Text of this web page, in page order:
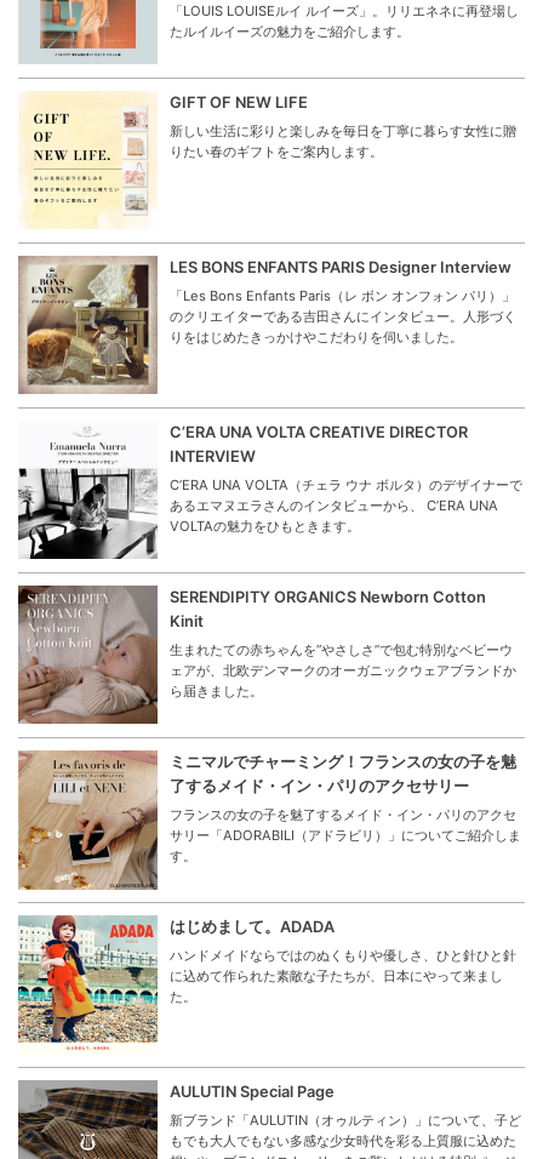
「LOUIS LOUISEルイ ルイーズ」。リリエネネに再登場し
たルイルイーズの魅力をご紹介します。
GIFT OF NEW LIFE
新しい生活に彩りと楽しみを毎日を丁寧に暮らす女性に贈
りたい春のギフトをご案内します。
LES BONS ENFANTS PARIS Designer Interview
「Les Bons Enfants Paris（レ ボン オンフォン パリ）」
のクリエイターである吉田さんにインタビュー。人形づく
りをはじめたきっかけやこだわりを伺いました。
C’ERA UNA VOLTA CREATIVE DIRECTOR
INTERVIEW
C’ERA UNA VOLTA（チェラ ウナ ボルタ）のデザイナーで
あるエマヌエラさんのインタビューから、 C’ERA UNA
VOLTAの魅力をひもときます。
SERENDIPITY ORGANICS Newborn Cotton
Kinit
生まれたての赤ちゃんを“やさしさ”で包む特別なベビーウ
ェアが、北欧デンマークのオーガニックウェアブランドか
ら届きました。
ミニマルでチャーミング！フランスの女の子を魅
了するメイド・イン・パリのアクセサリー
フランスの女の子を魅了するメイド・イン・パリのアクセ
サリー「ADORABILI（アドラビリ）」についてご紹介しま
す。
はじめまして。ADADA
ハンドメイドならではのぬくもりや優しさ、ひと針ひと針
に込めて作られた素敵な子たちが、日本にやって来まし
た。
AULUTIN Special Page
新ブランド「AULUTIN（オゥルティン）」について、子ど
もでも大人でもない多感な少女時代を彩る上質服に込めた